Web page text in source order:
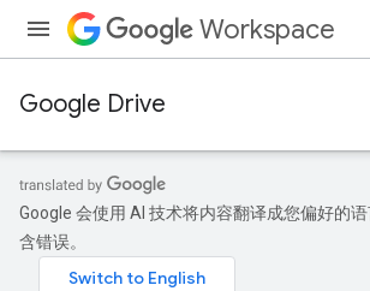
Workspace
Google Drive
Google 会使用 AI 技术将内容翻译成您偏好的
含错误。